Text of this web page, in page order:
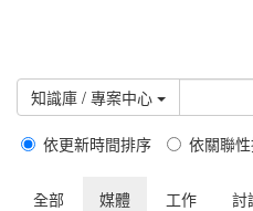
知識庫 / 專案中心
依更新時間排序 依關聯
全部 媒體 工作 討